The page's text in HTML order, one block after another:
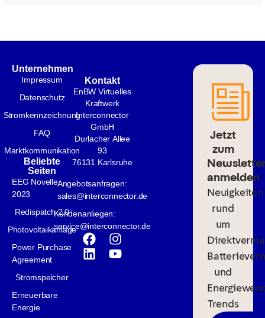
Unternehmen
Impressum
Datenschutz
Stromkennzeichnung
FAQ
Marktkommunikation
Beliebte
Seiten
EEG Novelle
2023
Redispatch 2.0
Photovoltaikanlage
Power Purchase
Agreement
Stromspeicher
Erneuerbare
Energie
Kontakt
EnBW Virtuelles
Kraftwerk
Interconnector
GmbH
Durlacher Allee
93
76131 Karlsruhe
Angebotsanfragen:
sales@interconnector.de
Kundenanliegen:
service@interconnector.de
Jetzt
zum
anmelden
Neuigkeiten
rund
um
und
Trends